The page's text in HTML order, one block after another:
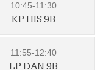
10:45-11:30
KP HIS 9B
11:55-12:40
LP DAN 9B